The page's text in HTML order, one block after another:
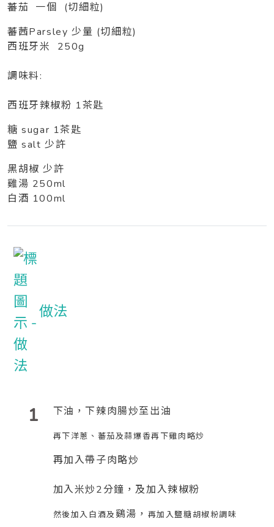
蕃茄 一個 (切細粒)
蕃茜Parsley 少量 (切細粒)
西班牙米 250g
調味料:
西班牙辣椒粉 1茶匙
糖 sugar 1茶匙
鹽 salt 少許
黑胡椒 少許
雞湯 250ml
白酒 100ml
做法
1 下油，下辣肉腸炒至出油
再下洋蔥、蕃茄及蒜爆香再下雞肉略炒
再加入帶子肉略炒
加入米炒2分鐘，及加入辣椒粉
然後加入白酒及 鷄湯， 再加入鹽糖胡椒粉調味